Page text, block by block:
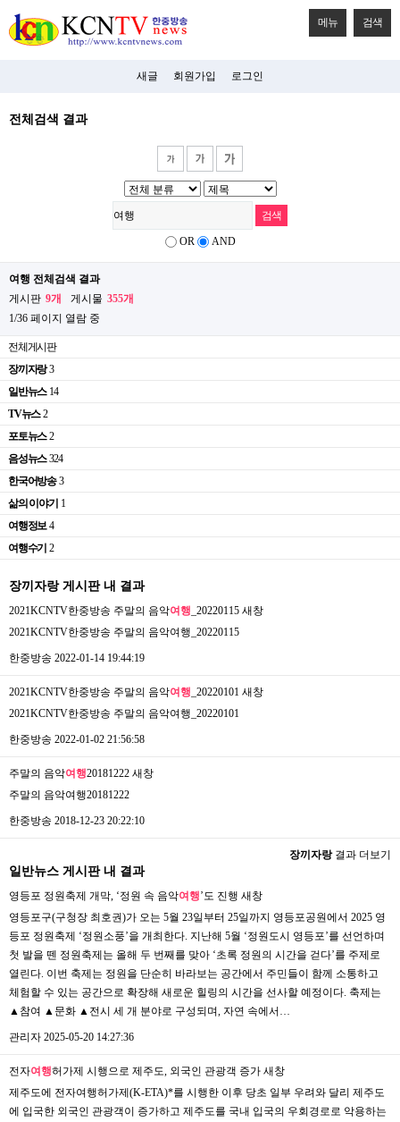
메뉴 검색
새글 회원가입 로그인
전체검색 결과
OR AND
여행 전체검색 결과
게시판 9개 게시물 355개
1/36 페이지 열람 중
전체게시판
장끼자랑 3
일반뉴스 14
TV뉴스 2
포토뉴스 2
음성뉴스 324
한국어방송 3
삶의 이야기 1
여행정보 4
여행수기 2
장끼자랑 게시판 내 결과
2021KCNTV한중방송 주말의 음악여행 _20220115 새창
2021KCNTV한중방송 주말의 음악여행_20220115
한중방송 2022-01-14 19:44:19
2021KCNTV한중방송 주말의 음악여행 _20220101 새창
2021KCNTV한중방송 주말의 음악여행_20220101
한중방송 2022-01-02 21:56:58
주말의 음악여행20181222 새창
주말의 음악여행20181222
한중방송 2018-12-23 20:22:10
장끼자랑결과 더보기
일반뉴스 게시판 내 결과
영등포 정원축제 개막, ‘정원 속 음악여행’도 진행 새창
영등포구(구청장 최호권)가 오는 5월 23일부터 25일까지 영등포공원에서 2025 영
등포 정원축제 ‘정원소풍’을 개최한다. 지난해 5월 ‘정원도시 영등포’를 선언하며
첫 발을 뗀 정원축제는 올해 두 번째를 맞아 ‘초록 정원의 시간을 걷다’를 주제로
열린다. 이번 축제는 정원을 단순히 바라보는 공간에서 주민들이 함께 소통하고
체험할 수 있는 공간으로 확장해 새로운 힐링의 시간을 선사할 예정이다. 축제는
▲참여 ▲문화 ▲전시 세 개 분야로 구성되며, 자연 속에서…
관리자 2025-05-20 14:27:36
전자여행허가제 시행으로 제주도, 외국인 관광객 증가 새창
제주도에 전자여행허가제(K-ETA)*를 시행한 이후 당초 일부 우려와 달리 제주도
에 입국한 외국인 관광객이 증가하고 제주도를 국내 입국의 우회경로로 악용하는